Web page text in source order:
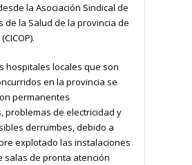
la Asociación Sindical de
de la Salud de la provincia de
hospitales locales que son
en la provincia se
permanentes
problemas de electricidad y
derrumbes, debido a
explotado las instalaciones
salas de pronta atención